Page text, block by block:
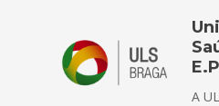
A